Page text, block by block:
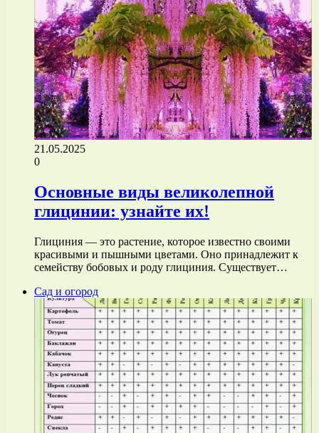
21.05.2025
0
Основные виды великолепной
глицинии: узнайте их!
Глициния — это растение, которое известно своими
красивыми и пышными цветами. Оно принадлежит к
семейству бобовых и роду глициния. Существует…
Сад и огород